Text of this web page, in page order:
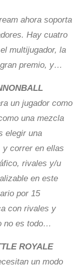
ahora soporta
Hay cuatro
multijugador, la
premio, y…
un jugador como
una mezcla
elegir una
y correr en ellas
rivales y/u
en este
por 15
con rivales y
no es todo…
ROYALE
un modo